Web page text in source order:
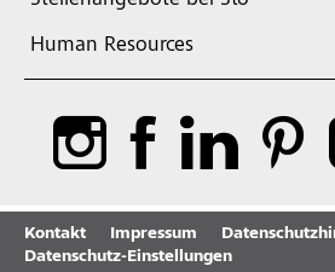
Human Resources
Kontakt Impressum
Datenschutz-Einstellungen